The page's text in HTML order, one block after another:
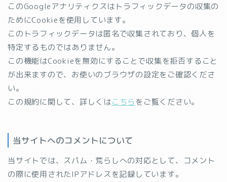
このGoogleアナリティクスはトラフィックデータの収集の
ためにCookieを使用しています。
このトラフィックデータは匿名で収集されており、個人を
特定するものではありません。
この機能はCookieを無効にすることで収集を拒否すること
が出来ますので、お使いのブラウザの設定をご確認くださ
い。
この規約に関して、詳しくはこちら をご覧ください。
当サイトへのコメントについて
当サイトでは、スパム・荒らしへの対応として、コメント
の際に使用されたIPアドレスを記録しています。